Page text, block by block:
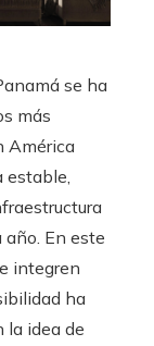
se ha
más
América
estable,
En este
integren
ha
la idea de